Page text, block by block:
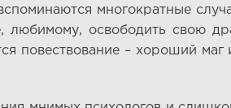
многократные
любимому, освободить свою
повествование – хороший